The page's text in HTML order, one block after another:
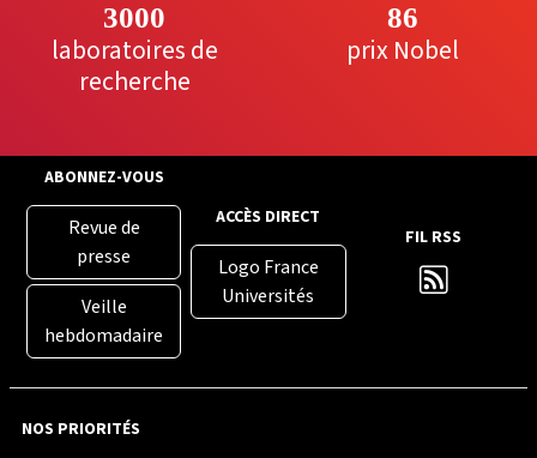
3000
laboratoires de
recherche
86
prix Nobel
ABONNEZ-VOUS
Revue de
presse
Veille
hebdomadaire
ACCÈS DIRECT
Logo France
Universités
FIL RSS
NOS PRIORITÉS